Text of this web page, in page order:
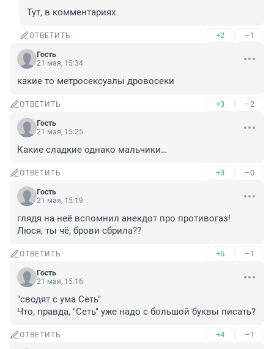
Тут, в комментариях
ОТВЕТИТЬ +2 –1
Гость
21 мая, 15:34
какие то метросексуалы дровосеки
ОТВЕТИТЬ +3 –2
Гость
21 мая, 15:25
Какие сладкие однако мальчики…
ОТВЕТИТЬ +3 –0
Гость
21 мая, 15:19
глядя на неё вспомнил анекдот про противогаз!
Люся, ты чё, брови сбрила??
ОТВЕТИТЬ +6 –1
Гость
21 мая, 15:16
"сводят с ума Сеть"
Что, правда, "Сеть" уже надо с большой буквы писать?
ОТВЕТИТЬ +4 –1